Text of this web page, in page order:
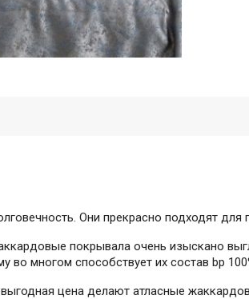
Они прекрасно подходят для
покрывала очень изыскано
многом способствует их состав bp
цена делают атласные